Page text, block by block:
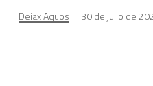
Deiax Aquos 30 de julio de